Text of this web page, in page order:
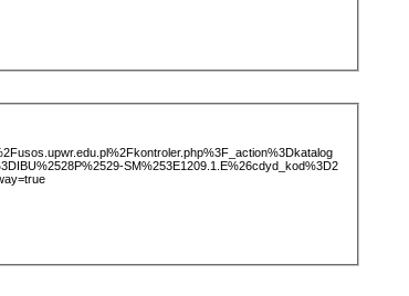
SM%253E1209.1.E%26cdyd_kod%3D2